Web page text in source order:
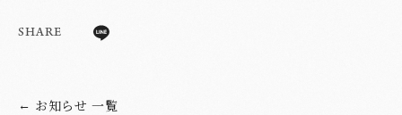
SHARE
← お知らせ 一覧